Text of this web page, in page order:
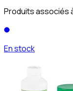
Produits associés
En stock